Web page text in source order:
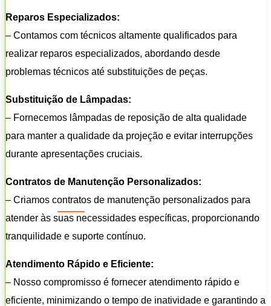
Reparos Especializados:
– Contamos com técnicos altamente qualificados para
realizar reparos especializados, abordando desde
problemas técnicos até substituições de peças.
Substituição de Lâmpadas:
– Fornecemos lâmpadas de reposição de alta qualidade
para manter a qualidade da projeção e evitar interrupções
durante apresentações cruciais.
Contratos de Manutenção Personalizados:
– Criamos contratos de manutenção personalizados para
atender às suas necessidades específicas, proporcionando
tranquilidade e suporte contínuo.
Atendimento Rápido e Eficiente:
– Nosso compromisso é fornecer atendimento rápido e
eficiente, minimizando o tempo de inatividade e garantindo a